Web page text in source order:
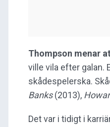
Thompson menar
ville vila efter galan.
skådespelerska.
Banks(2013),
Det var i tidigt i